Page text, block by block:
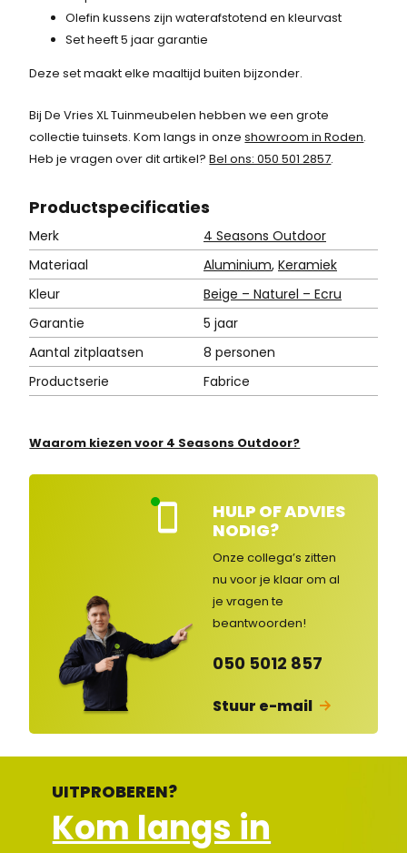
Olefin kussens zijn waterafstotend en kleurvast
Set heeft 5 jaar garantie
Deze set maakt elke maaltijd buiten bijzonder.
Bij De Vries XL Tuinmeubelen hebben we een grote
collectie tuinsets. Kom langs in onzeshowroom in Roden.
Heb je vragen over dit artikel?Bel ons: 050 501 2857.
Productspecificaties
Merk
4 Seasons Outdoor
Materiaal
Aluminium, Keramiek
Kleur
Beige – Naturel – Ecru
Garantie
5 jaar
Aantal zitplaatsen
8 personen
Productserie
Fabrice
Waarom kiezen voor 4 Seasons Outdoor?
nte
en
d
HULP OF ADVIES
NODIG?
Onze collega’s zitten
nu voor je klaar om al
je vragen te
beantwoorden!
050 5012 857
Stuur e-mail
UITPROBEREN?
Kom langs in